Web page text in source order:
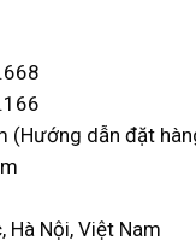
(Hướng dẫn đặt
Hà Nội, Việt Nam